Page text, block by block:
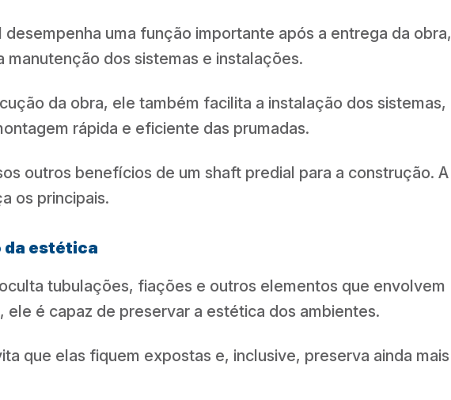
desempenha uma função importante após a entrega da obra,
manutenção dos sistemas e instalações.
da obra, ele também facilita a instalação dos sistemas,
rápida e eficiente das prumadas.
outros benefícios de um shaft predial para a construção. A
os principais.
da estética
tubulações, fiações e outros elementos que envolvem
ele é capaz de preservar a estética dos ambientes.
que elas fiquem expostas e, inclusive, preserva ainda mais